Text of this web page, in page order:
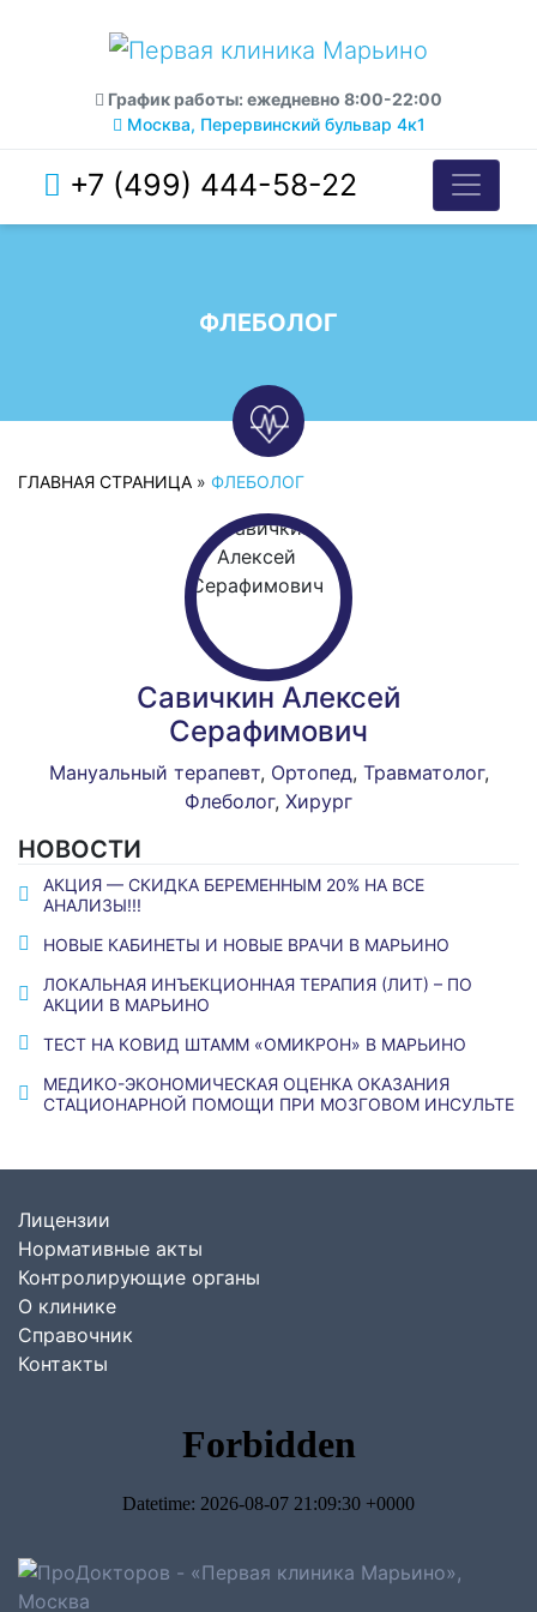
График работы: ежедневно 8:00-22:00
Москва, Перервинский бульвар 4к1
+7 (499) 444-58-22
ФЛЕБОЛОГ
ГЛАВНАЯ СТРАНИЦА » ФЛЕБОЛОГ
Савичкин Алексей
Серафимович
Мануальный терапевт, Ортопед, Травматолог,
Флеболог, Хирург
НОВОСТИ
АКЦИЯ — СКИДКА БЕРЕМЕННЫМ 20% НА ВСЕ
АНАЛИЗЫ!!!
НОВЫЕ КАБИНЕТЫ И НОВЫЕ ВРАЧИ В МАРЬИНО
ЛОКАЛЬНАЯ ИНЪЕКЦИОННАЯ ТЕРАПИЯ (ЛИТ) – ПО
АКЦИИ В МАРЬИНО
ТЕСТ НА КОВИД ШТАММ «ОМИКРОН» В МАРЬИНО
МЕДИКО-ЭКОНОМИЧЕСКАЯ ОЦЕНКА ОКАЗАНИЯ
СТАЦИОНАРНОЙ ПОМОЩИ ПРИ МОЗГОВОМ ИНСУЛЬТЕ
Лицензии
Нормативные акты
Контролирующие органы
О клинике
Справочник
Контакты